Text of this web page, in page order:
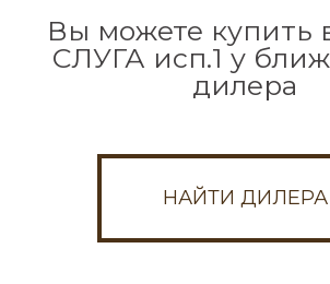
Вы можете купить
СЛУГА исп.1 у
дилера
НАЙТИ ДИЛЕРА
Номер телефона*
Я согласен с обработкой